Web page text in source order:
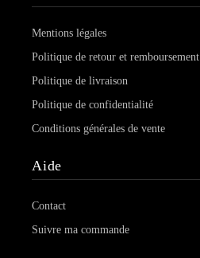
Mentions légales
Politique de retour et remboursement
Politique de livraison
Politique de confidentialité
Conditions générales de vente
Aide
Contact
Suivre ma commande